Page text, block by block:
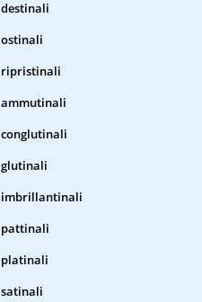
destinali
ostinali
ripristinali
ammutinali
conglutinali
glutinali
imbrillantinali
pattinali
platinali
satinali